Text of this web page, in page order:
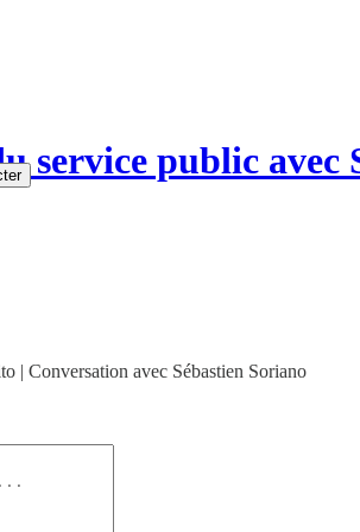
service public avec
| Conversation avec Sébastien Soriano